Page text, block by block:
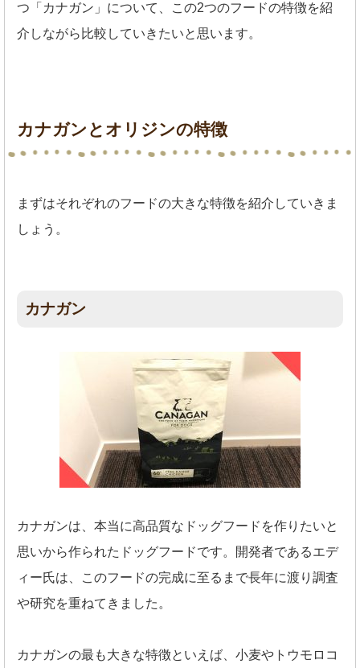
つ「カナガン」について、この2つのフードの特徴を紹
介しながら比較していきたいと思います。
カナガンとオリジンの特徴
まずはそれぞれのフードの大きな特徴を紹介していきま
しょう。
カナガン
カナガンは、本当に高品質なドッグフードを作りたいと
思いから作られたドッグフードです。開発者であるエデ
ィー氏は、このフードの完成に至るまで長年に渡り調査
や研究を重ねてきました。
カナガンの最も大きな特徴といえば、小麦やトウモロコ